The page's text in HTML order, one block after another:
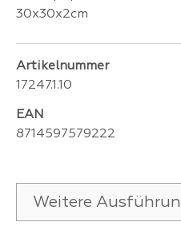
30x30x2cm
Artikelnummer
17247.1.10
EAN
8714597579222
Weitere